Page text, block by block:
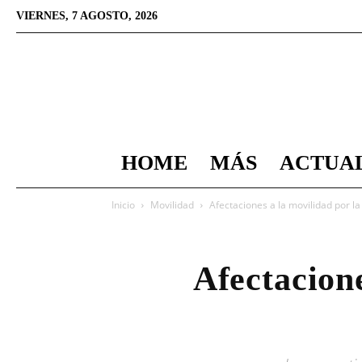
VIERNES, 7 AGOSTO, 2026
HOME MÁS
Inicio Movilidad Afectaciones a la movilidad por